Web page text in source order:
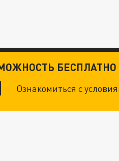
Ознакомиться с